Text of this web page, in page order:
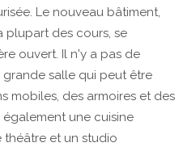
Le nouveau bâtiment,
plupart des cours, se
ouvert. Il n'y a pas de
grande salle qui peut être
mobiles, des armoires et des
une cuisine
et un studio